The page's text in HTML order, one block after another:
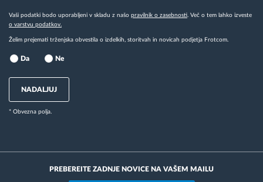
Vaši podatki bodo uporabljeni v skladu z našo pravilnik o zasebnosti . Več o tem lahko izveste
o varstvu podatkov.
Želim prejemati trženjska obvestila o izdelkih, storitvah in novicah podjetja Frotcom.
Da Ne
NADALJUJ
* Obvezna polja.
PREBEREITE ZADNJE NOVICE NA VAŠEM MAILU